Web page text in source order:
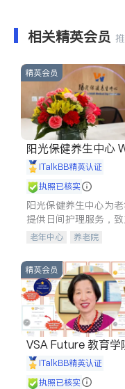
相关精英会员
精英会员
阳光保健养生中心
shine
iTalkBB精英认证
执照已核实
阳光保健养生中心为
提供日间护理服务，
通过持续的护理创新来
老年中心 养老院
精英会员
VSA Future 教育学
iTalkBB精英认证
执照已核实